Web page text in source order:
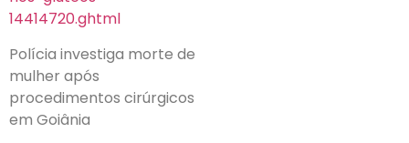
14414720.ghtml
Polícia investiga morte de
mulher após
procedimentos cirúrgicos
em Goiânia